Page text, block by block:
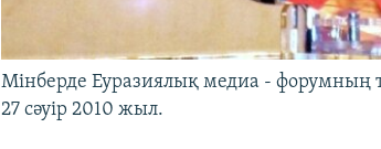
Мінберде Еуразиялық медиа -
27 сәуір 2010 жыл.